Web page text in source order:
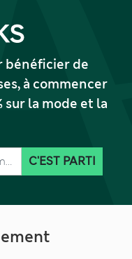
bénéficier de
à commencer
sur la mode et la
C'EST PARTI